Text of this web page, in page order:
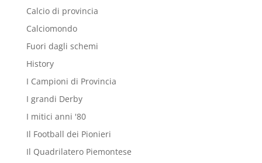
Calcio di provincia
Calciomondo
Fuori dagli schemi
History
I Campioni di Provincia
I grandi Derby
I mitici anni '80
Il Football dei Pionieri
Il Quadrilatero Piemontese